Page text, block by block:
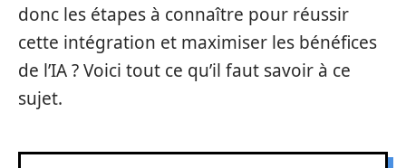
donc les étapes à connaître pour réussir
cette intégration et maximiser les bénéfices
de l’IA ? Voici tout ce qu’il faut savoir à ce
sujet.